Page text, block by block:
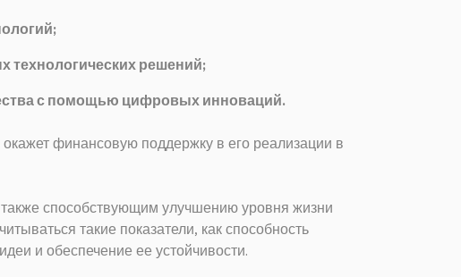
технологических решений;
с помощью цифровых инноваций.
финансовую поддержку в его реализации в
способствующим улучшению уровня жизни
такие показатели, как способность
и обеспечение ее устойчивости.